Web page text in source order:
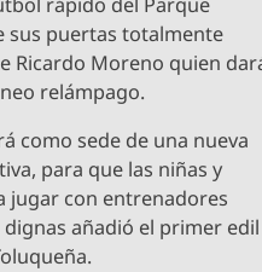
sus puertas totalmente
Ricardo Moreno quien
relámpago.
como sede de una nueva
para que las niñas y
jugar con entrenadores
añadió el primer edil